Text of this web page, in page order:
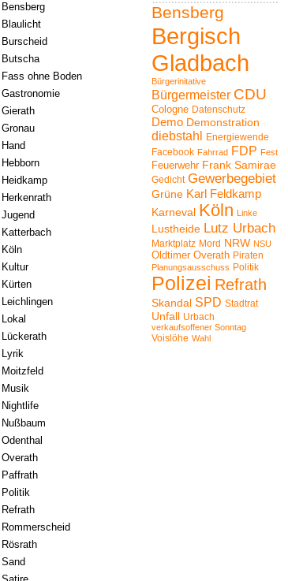
Bensberg
Blaulicht
Burscheid
Butscha
Fass ohne Boden
Gastronomie
Gierath
Gronau
Hand
Hebborn
Heidkamp
Herkenrath
Jugend
Katterbach
Köln
Kultur
Kürten
Leichlingen
Lokal
Lückerath
Lyrik
Moitzfeld
Musik
Nightlife
Nußbaum
Odenthal
Overath
Paffrath
Politik
Refrath
Rommerscheid
Rösrath
Sand
Bensberg
Bergisch
Gladbach
Bürgerinitative
Bürgermeister CDU
Cologne Datenschutz
Demo Demonstration
diebstahl Energiewende
Facebook Fahrrad FDP Fest
Feuerwehr Frank Samirae
Gedicht Gewerbegebiet
Grüne Karl Feldkamp
Karneval Köln Linke
Lustheide Lutz Urbach
Marktplatz Mord NRW NSU
Oldtimer Overath Piraten
Planungsausschuss Politik
Polizei Refrath
Skandal SPD Stadtrat
Unfall Urbach
verkaufsoffener Sonntag
Voislöhe Wahl